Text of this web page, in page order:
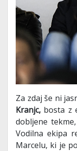
Za zdaj še ni
Kranjc, bosta z
dobljene
Vodilna ekipa
Marcelu, ki je